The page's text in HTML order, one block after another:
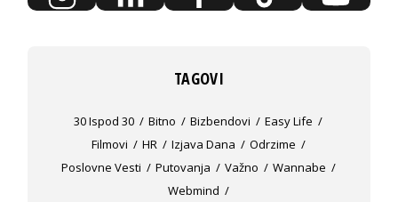
TAGOVI
30 Ispod 30 Bitno Bizbendovi
Easy Life
Filmovi
HR Izjava Dana
Odrzime
Poslovne Vesti
Putovanja Važno
Wannabe
Webmind